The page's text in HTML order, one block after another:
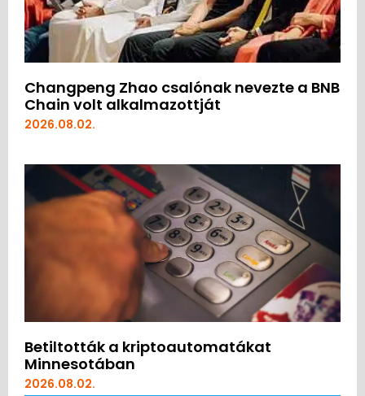
Changpeng Zhao csalónak nevezte a BNB
Chain volt alkalmazottját
2026.08.02.
Betiltották a kriptoautomatákat
Minnesotában
2026.08.02.